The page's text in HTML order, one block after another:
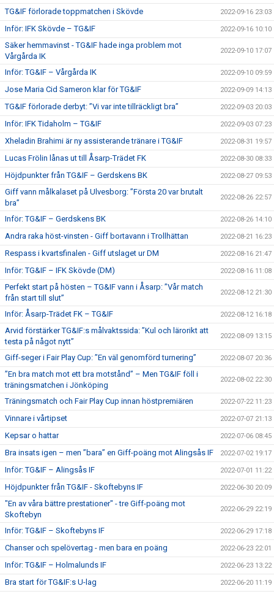
TG&IF förlorade toppmatchen i Skövde 2022-09-16 23:03
Inför: IFK Skövde – TG&IF 2022-09-16 10:10
Säker hemmavinst - TG&IF hade inga problem mot
Vårgårda IK
2022-09-10 17:07
Inför: TG&IF – Vårgårda IK 2022-09-10 09:59
Jose Maria Cid Sameron klar för TG&IF 2022-09-09 14:13
TG&IF förlorade derbyt: ”Vi var inte tillräckligt bra” 2022-09-03 20:03
Inför: IFK Tidaholm – TG&IF 2022-09-03 07:23
Xheladin Brahimi är ny assisterande tränare i TG&IF 2022-08-31 19:57
Lucas Frölin lånas ut till Åsarp-Trädet FK 2022-08-30 08:33
Höjdpunkter från TG&IF – Gerdskens BK 2022-08-27 09:53
Giff vann målkalaset på Ulvesborg: ”Första 20 var brutalt
bra”
2022-08-26 22:57
Inför: TG&IF – Gerdskens BK 2022-08-26 14:10
Andra raka höst-vinsten - Giff bortavann i Trollhättan 2022-08-21 16:23
Respass i kvartsfinalen - Giff utslaget ur DM 2022-08-16 21:47
Inför: TG&IF – IFK Skövde (DM) 2022-08-16 11:08
Perfekt start på hösten – TG&IF vann i Åsarp: ”Vår match
från start till slut”
2022-08-12 21:30
Inför: Åsarp-Trädet FK – TG&IF 2022-08-12 16:18
Arvid förstärker TG&IF:s målvaktssida: ”Kul och lärorikt att
testa på något nytt”
2022-08-09 13:15
Giff-seger i Fair Play Cup: ”En väl genomförd turnering” 2022-08-07 20:36
”En bra match mot ett bra motstånd” – Men TG&IF föll i
träningsmatchen i Jönköping
2022-08-02 22:30
Träningsmatch och Fair Play Cup innan höstpremiären 2022-07-22 11:23
Vinnare i vårtipset 2022-07-07 21:13
Kepsar o hattar 2022-07-06 08:45
Bra insats igen – men ”bara” en Giff-poäng mot Alingsås IF 2022-07-02 19:17
Inför: TG&IF – Alingsås IF 2022-07-01 11:22
Höjdpunkter från TG&IF - Skoftebyns IF 2022-06-30 20:09
"En av våra bättre prestationer" - tre Giff-poäng mot
Skoftebyn
2022-06-29 22:19
Inför: TG&IF – Skoftebyns IF 2022-06-29 17:18
Chanser och spelövertag - men bara en poäng 2022-06-23 22:01
Inför: TG&IF – Holmalunds IF 2022-06-23 13:22
Bra start för TG&IF:s U-lag 2022-06-20 11:19